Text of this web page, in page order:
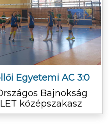
Egyetemi AC 3:0
Bajnokság
középszakasz